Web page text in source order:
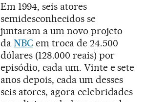
Em 1994, seis atores
semidesconhecidos se
juntaram a um novo projeto
da NBCem troca de 24.500
dólares (128.000 reais) por
episódio, cada um. Vinte e sete
anos depois, cada um desses
seis atores, agora celebridades